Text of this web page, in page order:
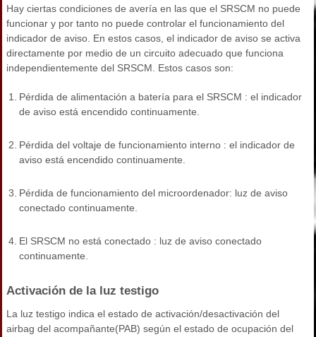
Hay ciertas condiciones de avería en las que el SRSCM no puede
funcionar y por tanto no puede controlar el funcionamiento del
indicador de aviso. En estos casos, el indicador de aviso se activa
directamente por medio de un circuito adecuado que funciona
independientemente del SRSCM. Estos casos son:
1.
Pérdida de alimentación a batería para el SRSCM : el indicador
de aviso está encendido continuamente.
2. Pérdida del voltaje de funcionamiento interno : el indicador de
aviso está encendido continuamente.
3. Pérdida de funcionamiento del microordenador: luz de aviso
conectado continuamente.
4. El SRSCM no está conectado : luz de aviso conectado
continuamente.
Activación de la luz testigo
La luz testigo indica el estado de activación/desactivación del
airbag del acompañante(PAB) según el estado de ocupación del